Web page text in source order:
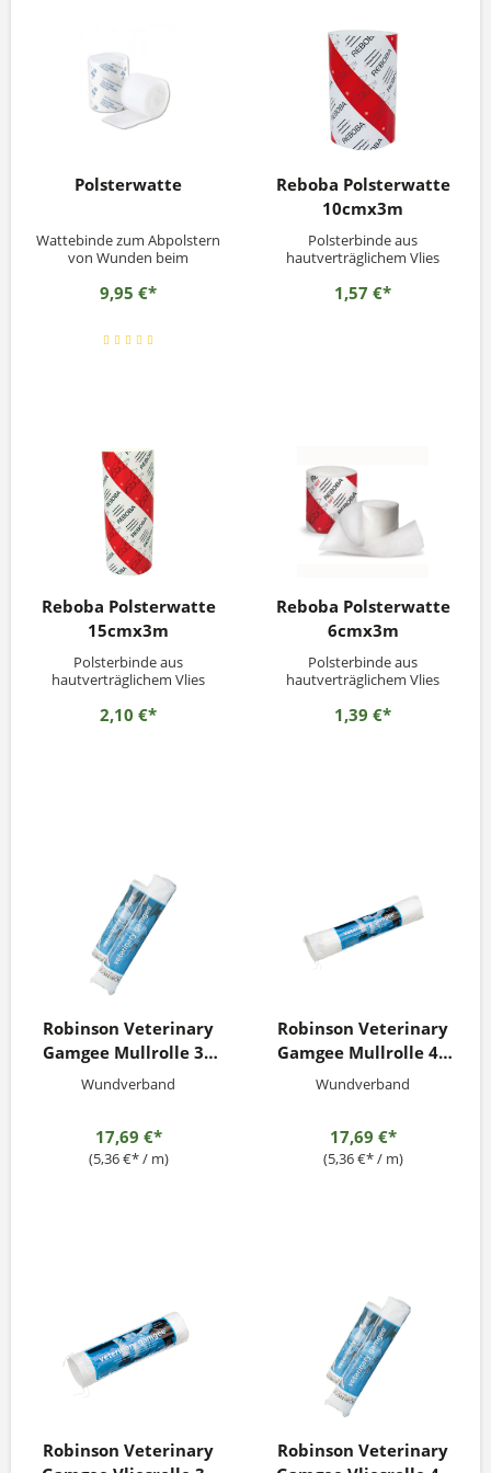
Polsterwatte
Wattebinde zum Abpolstern
von Wunden beim
9,95 €*
Reboba Polsterwatte
10cmx3m
Polsterbinde aus
hautverträglichem Vlies
1,57 €*
Reboba Polsterwatte
15cmx3m
Polsterbinde aus
hautverträglichem Vlies
2,10 €*
Reboba Polsterwatte
6cmx3m
Polsterbinde aus
hautverträglichem Vlies
1,39 €*
Robinson Veterinary
Gamgee Mullrolle 30
cm x 3,3 m 500g
Wundverband
17,69 €*
(5,36 €* / m)
Robinson Veterinary
Gamgee Mullrolle 45
cm x 3,3 m 500g
Wundverband
17,69 €*
(5,36 €* / m)
Robinson Veterinary
Robinson Veterinary